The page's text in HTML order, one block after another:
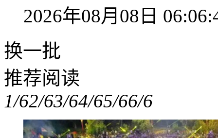
2026年08月08日
换一批
推荐阅读
1/62/63/64/65/66/6